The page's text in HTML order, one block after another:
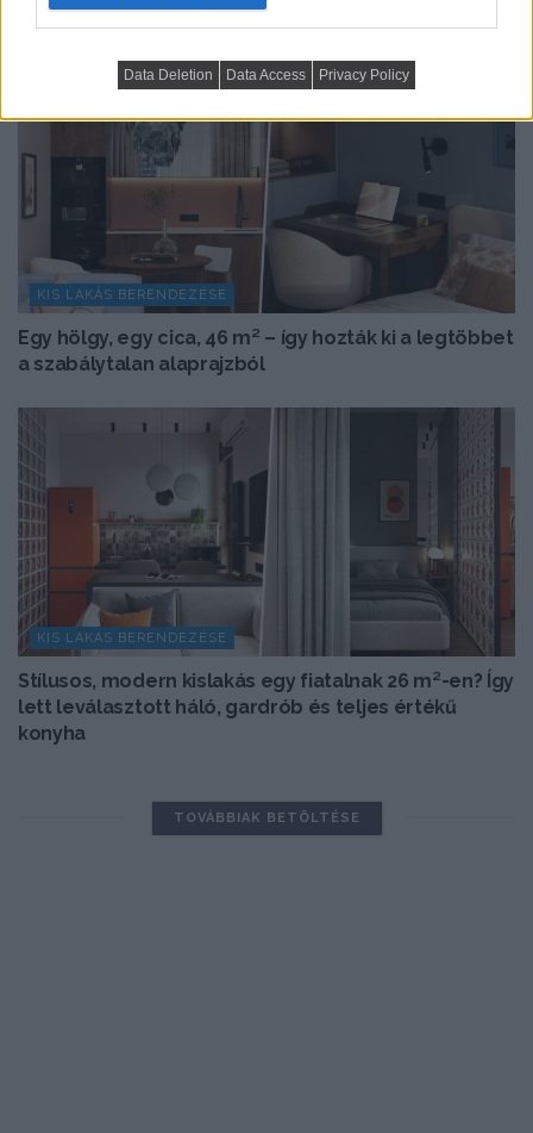
Data Deletion Data Access Privacy Policy
KIS LAKÁS BERENDEZÉSE
Egy hölgy, egy cica, 46 m² – így hozták ki a legtöbbet
a szabálytalan alaprajzból
KIS LAKÁS BERENDEZÉSE
Stílusos, modern kislakás egy fiatalnak 26 m²-en? Így
lett leválasztott háló, gardrób és teljes értékű
konyha
TOVÁBBIAK BETÖLTÉSE